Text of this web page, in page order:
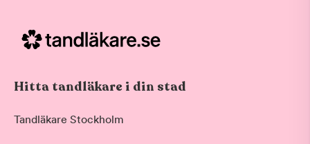
Hitta tandläkare i din stad
Tandläkare Stockholm